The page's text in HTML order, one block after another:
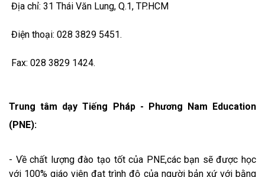
Địa chỉ: 31 Thái Văn Lung, Q.1, TP.HCM
Điện thoại: 028 3829 5451.
Fax: 028 3829 1424.
Trung tâm dạy Tiếng Pháp - Phương Nam Education
(PNE):
- Về chất lượng đào tạo tốt của PNE,các bạn sẽ được học
với 100% giáo viên đạt trình độ của người bản xứ với bằng